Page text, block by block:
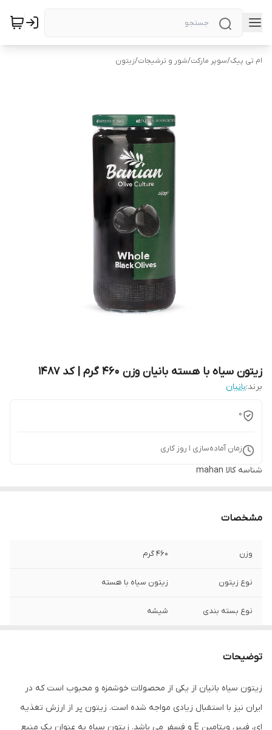
ام تی پیک/سوپر مارکت/شور و ترشیجات/زیتون
زیتون سیاه با هسته بانیان وزن 460 گرم | کد 1487
برند:بانیان
0
زمان آماده‌سازی 1 روز کاری
شناسه کالا mahan
مشخصات
وزن 460 گرم
نوع زیتون زیتون سیاه با هسته
نوع بسته بندی شیشه
توضیحات
زیتون سیاه بانیان از یکی از محصولات خوشمزه و محبوب است که در
ایران نیز با استقبال زیادی مواجه شده است. زیتون پر از ارزش تغذیه
ای، فیبر، ویتامین E و فسفر می باشد. زیتون سیاه به عنوان یک منبع